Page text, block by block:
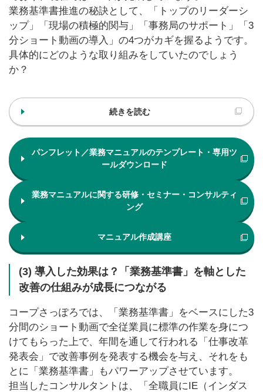
業務基準書推進の秘訣として、「トップのリーダーシ
ップ」「現場の積極的関与」「事務局のサポート」「3
分ショート動画の導入」の4つがカギを握るようです。
具体的にどのような取り組みをしていたのでしょう
か？
続きを読む
パンフレット／業務マニュアルのテンプレート・専用ツ
ールダウンロード
業務マニュアルに関する研修・セミナー・コンサルティ
ング
マニュアル作成講座
(3) 導入した効果は？「業務基準書」を軸とした
改善の仕組みが成長につながる
コープさっぽろでは、「業務基準書」をベースにした3
分間のショート動画で全従業員に標準の作業を身につ
けてもらった上で、年間を通して行われる「仕事改革
発表会」で改善事例を発表する機会を与え、それをも
とに「業務基準書」もパワーアップさせています。
担当したコンサルタントは、「全職員にIE（インダス